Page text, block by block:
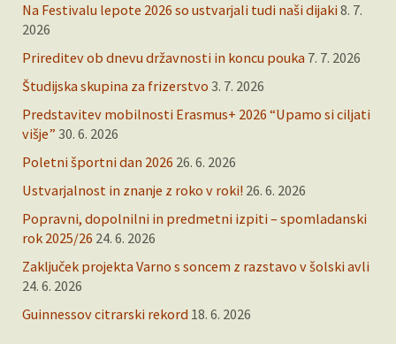
Na Festivalu lepote 2026 so ustvarjali tudi naši dijaki 8. 7.
2026
Prireditev ob dnevu državnosti in koncu pouka 7. 7. 2026
Študijska skupina za frizerstvo 3. 7. 2026
Predstavitev mobilnosti Erasmus+ 2026 “Upamo si ciljati
višje” 30. 6. 2026
Poletni športni dan 2026 26. 6. 2026
Ustvarjalnost in znanje z roko v roki! 26. 6. 2026
Popravni, dopolnilni in predmetni izpiti – spomladanski
rok 2025/26 24. 6. 2026
Zaključek projekta Varno s soncem z razstavo v šolski avli
24. 6. 2026
Guinnessov citrarski rekord 18. 6. 2026